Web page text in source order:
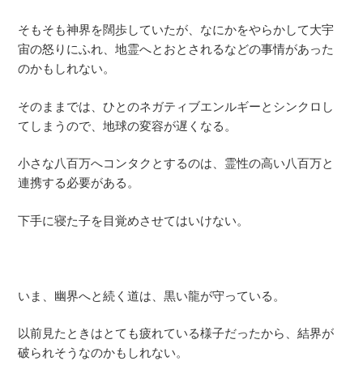
そもそも神界を闊歩していたが、なにかをやらかして大宇
宙の怒りにふれ、地霊へとおとされるなどの事情があった
のかもしれない。
そのままでは、ひとのネガティブエンルギーとシンクロし
てしまうので、地球の変容が遅くなる。
小さな八百万へコンタクとするのは、霊性の高い八百万と
連携する必要がある。
下手に寝た子を目覚めさせてはいけない。
いま、幽界へと続く道は、黒い龍が守っている。
以前見たときはとても疲れている様子だったから、結界が
破られそうなのかもしれない。